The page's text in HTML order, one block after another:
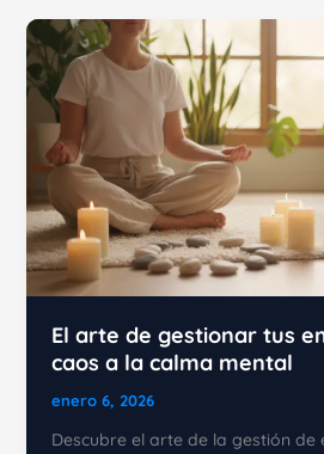
un
fracaso
profesional
en
tiempo
récord
El arte de gestionar tus
caos a la calma mental
enero 6, 2026
Descubre el arte de la gestión de